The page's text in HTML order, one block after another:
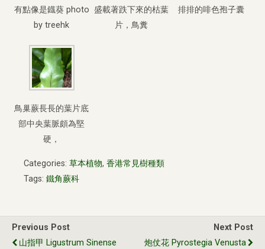
有點像是鐡葵 photo
by treehk
盛載著跌下來的枯葉
片，鳥糞
排排的啡色孢子囊
鳥巢蕨長長的葉片底
部中央葉脈頗為堅
硬，
Categories: 草本植物, 香港常見樹種類
Tags: 鐵角蕨科
Previous Post
山指甲 Ligustrum Sinense
Next Post
炮仗花 Pyrostegia Venusta